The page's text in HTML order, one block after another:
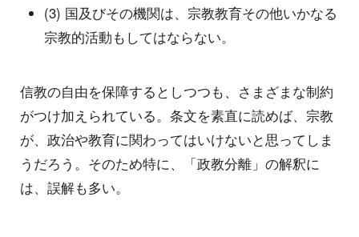
(3) 国及びその機関は、宗教教育その他いかなる
宗教的活動もしてはならない。
信教の自由を保障するとしつつも、さまざまな制約
がつけ加えられている。条文を素直に読めば、宗教
が、政治や教育に関わってはいけないと思ってしま
うだろう。そのため特に、「政教分離」の解釈に
は、誤解も多い。